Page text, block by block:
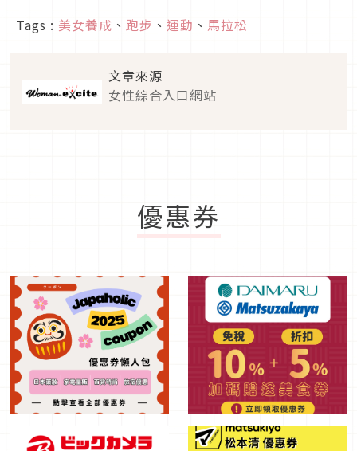
Tags : 美女養成 、 跑步 、 運動 、 馬拉松
文章來源
女性綜合入口網站
優惠券